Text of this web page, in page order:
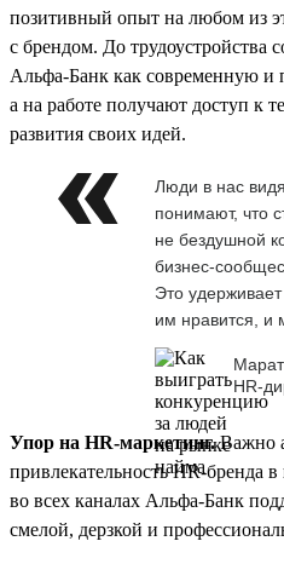
позитивный опыт на любом из
с брендом. До трудоустройства
Альфа-Банк как современную
а на работе получают доступ к
развития своих идей.
Люди в нас
понимают, что
не бездушной
бизнес-
Это
им нравится, и
HR-
Упор на HR-маркетинг.Важно
привлекательность HR-бренда
во всех каналах Альфа-Банк
смелой, дерзкой и